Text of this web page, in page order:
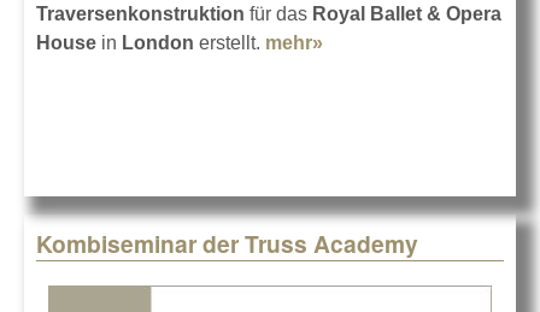
Traversenkonstruktion für das Royal Ballet & Opera
House in London erstellt. mehr»
Kombiseminar der Truss Academy